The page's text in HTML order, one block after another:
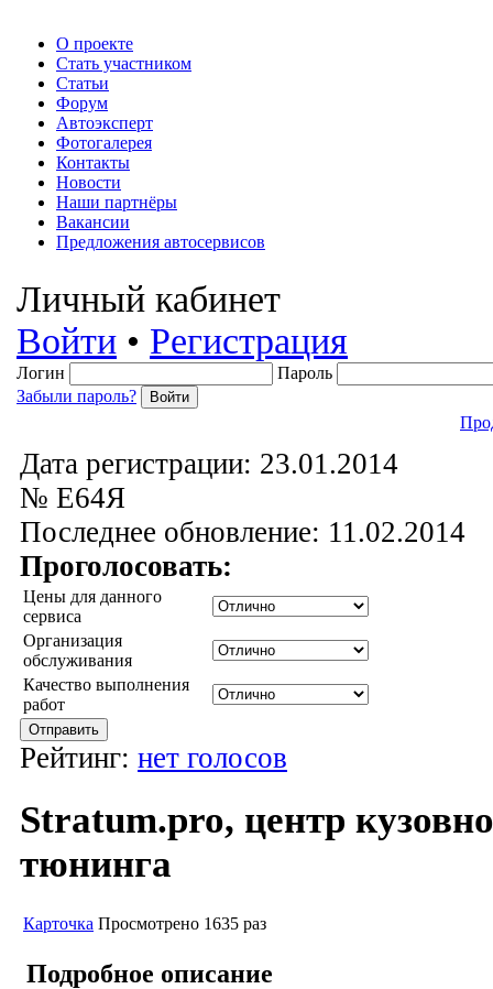
О проекте
Стать участником
Статьи
Форум
Автоэксперт
Фотогалерея
Контакты
Новости
Наши партнёры
Вакансии
Предложения автосервисов
Личный кабинет
Войти • Регистрация
Логин
Пароль
Забыли пароль?
Дата регистрации: 23.01.2014
№ Е64Я
Последнее обновление: 11.02.2014
Проголосовать:
Цены для данного
сервиса
Организация
обслуживания
Качество выполнения
работ
Рейтинг: нет голосов
Stratum.pro, центр
тюнинга
Карточка Просмотрено 1635 раз
Подробное описание